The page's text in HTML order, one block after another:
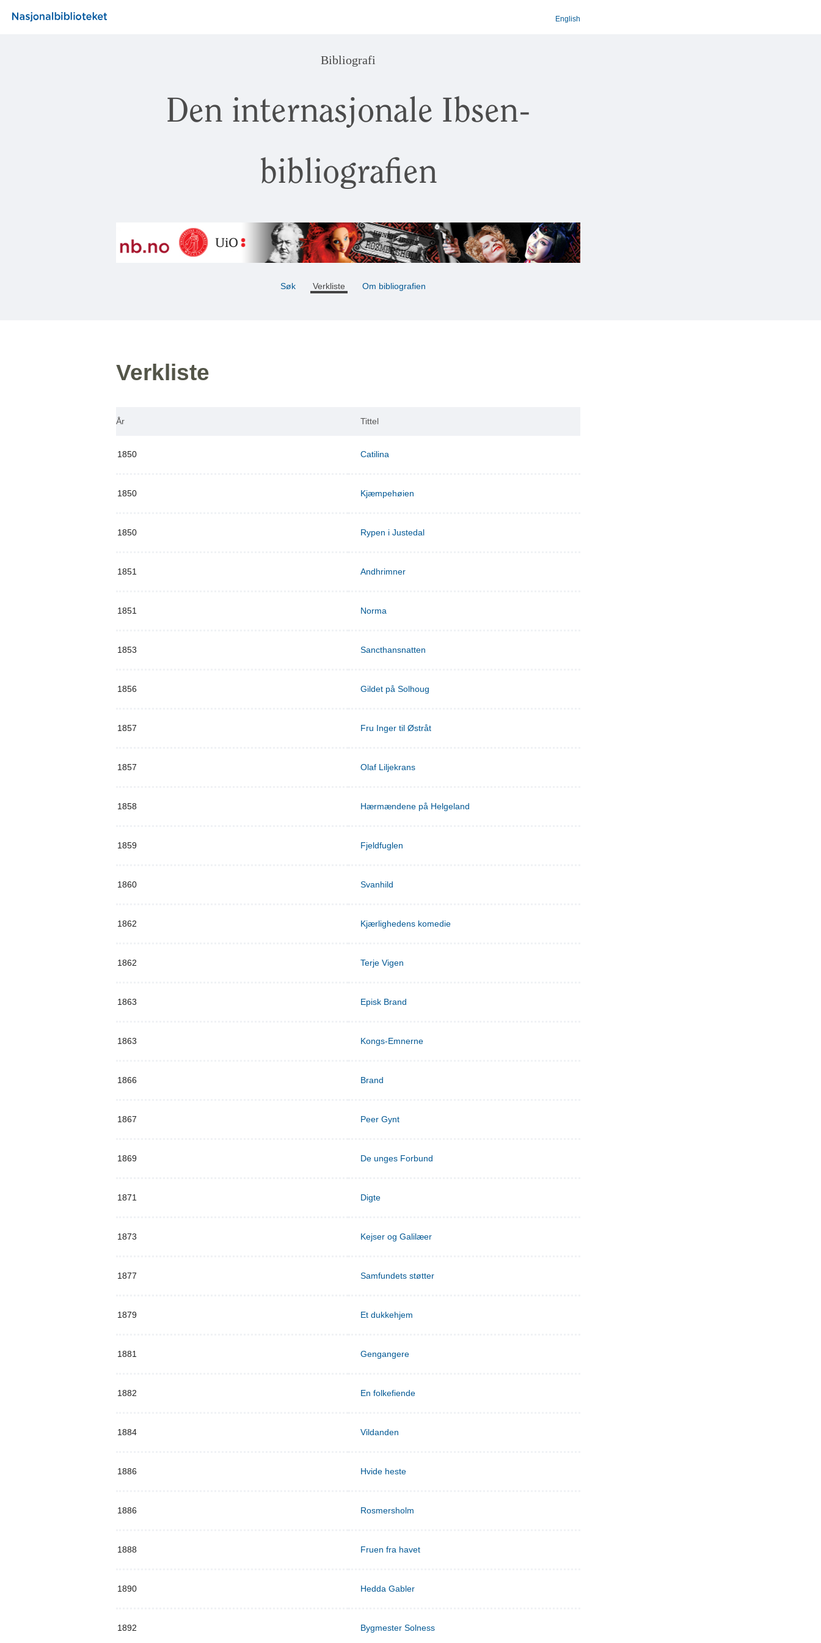
English
Bibliografi
Den internasjonale Ibsen-
bibliografien
Søk Verkliste Om bibliografien
Verkliste
År Tittel
1850 Catilina
1850 Kjæmpehøien
1850 Rypen i Justedal
1851 Andhrimner
1851 Norma
1853 Sancthansnatten
1856 Gildet på Solhoug
1857 Fru Inger til Østråt
1857 Olaf Liljekrans
1858 Hærmændene på Helgeland
1859 Fjeldfuglen
1860 Svanhild
1862 Kjærlighedens komedie
1862 Terje Vigen
1863 Episk Brand
1863 Kongs-Emnerne
1866 Brand
1867 Peer Gynt
1869 De unges Forbund
1871 Digte
1873 Kejser og Galilæer
1877 Samfundets støtter
1879 Et dukkehjem
1881 Gengangere
1882 En folkefiende
1884 Vildanden
1886 Hvide heste
1886 Rosmersholm
1888 Fruen fra havet
1890 Hedda Gabler
1892 Bygmester Solness